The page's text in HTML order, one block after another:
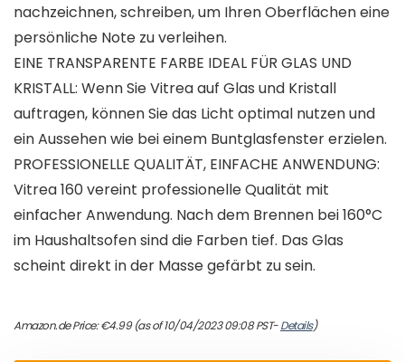
nachzeichnen, schreiben, um Ihren Oberflächen eine
persönliche Note zu verleihen.
EINE TRANSPARENTE FARBE IDEAL FÜR GLAS UND
KRISTALL: Wenn Sie Vitrea auf Glas und Kristall
auftragen, können Sie das Licht optimal nutzen und
ein Aussehen wie bei einem Buntglasfenster erzielen.
PROFESSIONELLE QUALITÄT, EINFACHE ANWENDUNG:
Vitrea 160 vereint professionelle Qualität mit
einfacher Anwendung. Nach dem Brennen bei 160°C
im Haushaltsofen sind die Farben tief. Das Glas
scheint direkt in der Masse gefärbt zu sein.
Amazon.de Price:€4.99(as of 10/04/2023 09:08 PST-Details)